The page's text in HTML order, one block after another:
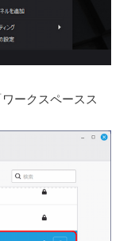
ークスペースス